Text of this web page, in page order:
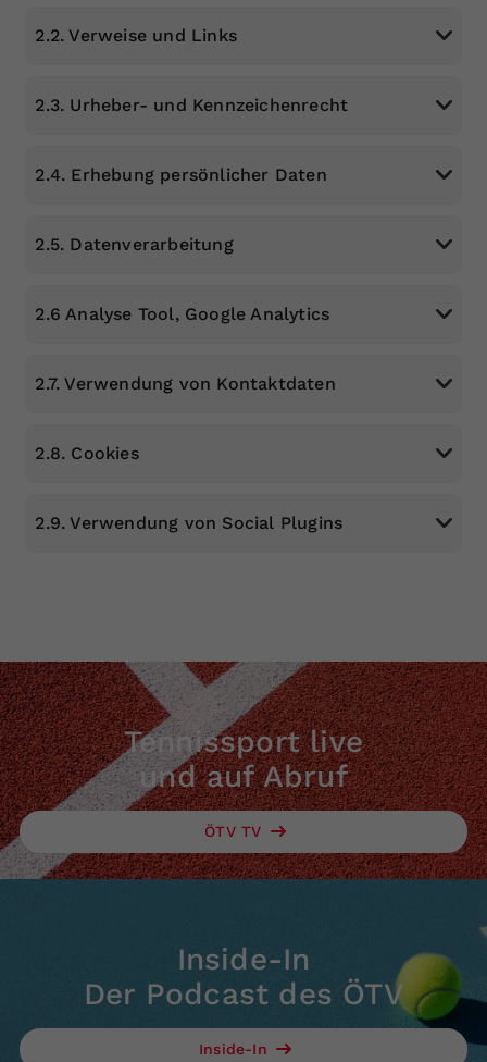
2.2. Verweise und Links
2.3. Urheber- und Kennzeichenrecht
2.4. Erhebung persönlicher Daten
2.5. Datenverarbeitung
2.6 Analyse Tool, Google Analytics
2.7. Verwendung von Kontaktdaten
2.8. Cookies
2.9. Verwendung von Social Plugins
Tennissport live
und auf Abruf
ÖTV TV
Inside-In
Der Podcast des ÖTV
Inside-In